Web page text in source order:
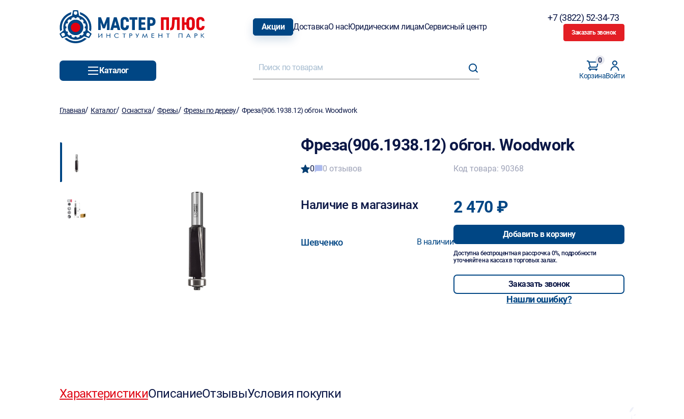
Акции ДоставкаО насЮридическим лицамСервисный центр
+7 (3822) 52-34-73
Заказать звонок
Каталог
Корзина
0
Войти
Главная/ Каталог/Оснастка/ Фрезы/ Фрезы по дереву/ Фреза(906.1938.12) обгон. Woodwork
Фреза(906.1938.12) обгон. Woodwork
0 0 отзывов
Наличие в магазинах
Шевченко В наличии
Код товара: 90368
2 470 ₽
Добавить в корзину
Доступна беспроцентная рассрочка 0%, подробности
уточняйте на кассах в торговых залах.
Заказать звонок
Нашли ошибку?
ХарактеристикиОписаниеОтзывыУсловия покупки